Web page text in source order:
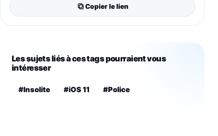
Copier le lien
Les sujets liés à ces tags pourraient vous
intéresser
#Insolite #iOS 11 #Police